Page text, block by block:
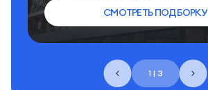
1 | 3
СМОТРЕТЬ ПОДБОРКУ